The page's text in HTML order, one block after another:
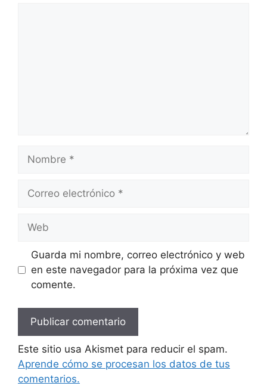
Nombre
Correo
Web
Guarda mi nombre, correo electrónico y web
en este navegador para la próxima vez que
comente.
Este sitio usa Akismet para reducir el spam.
Aprende cómo se procesan los datos de tus
comentarios.